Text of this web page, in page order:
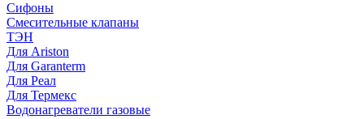
Сифоны
Смесительные клапаны
ТЭН
Для Ariston
Для Garanterm
Для Реал
Для Термекс
Водонагреватели газовые